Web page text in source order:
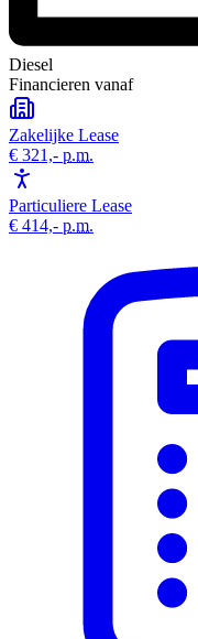
Diesel
Financieren vanaf
Zakelijke Lease
€ 321,- p.m.
Particuliere Lease
€ 414,- p.m.